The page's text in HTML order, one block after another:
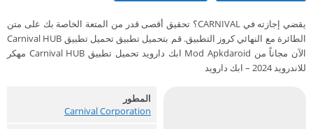
يقضي إجازته في CARNIVAL؟ تحقيق أقصى قدر من المتعة الخاصة بك على متن
الطائرة مع النهائي كروز التطبيق. قم بتحميل تطبيق تحميل تطبيق Carnival HUB
الآن مجاناً من Mod Apkdaroid ابك دارويد تحميل تطبيق Carnival HUB مهكر
للاندرويد 2024 – ابك دارويد
المطور
Carnival Corporation‏